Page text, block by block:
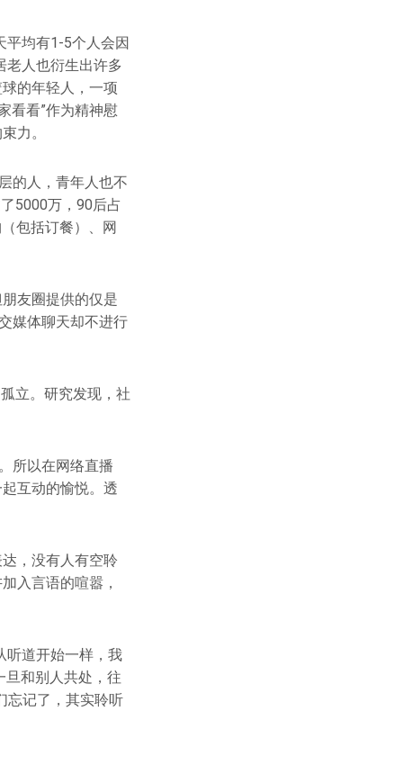
平均有1-5个人会因
老人也衍生出许多
的年轻人，一项
看看”作为精神慰
力。
的人，青年人也不
5000万，90后占
包括订餐）、网
友圈提供的仅是
媒体聊天却不进行
立。研究发现，社
所以在网络直播
互动的愉悦。透
，没有人有空聆
入言语的喧嚣，
听道开始一样，我
和别人共处，往
忘记了，其实聆听